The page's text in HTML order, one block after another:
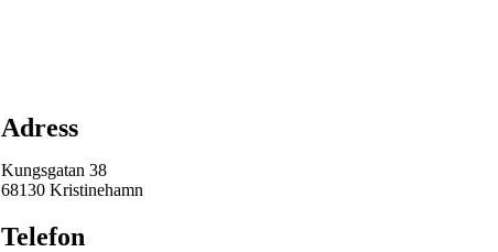
Adress
Kungsgatan 38
68130 Kristinehamn
Telefon